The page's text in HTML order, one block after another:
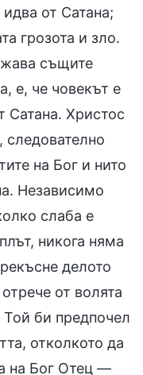
от Сатана;
грозота и зло.
същите
е, че човекът е
Сатана. Христос
следователно
на Бог и нито
Независимо
слаба е
никога няма
делото
от волята
Той би предпочел
отколкото да
на Бог Отец —